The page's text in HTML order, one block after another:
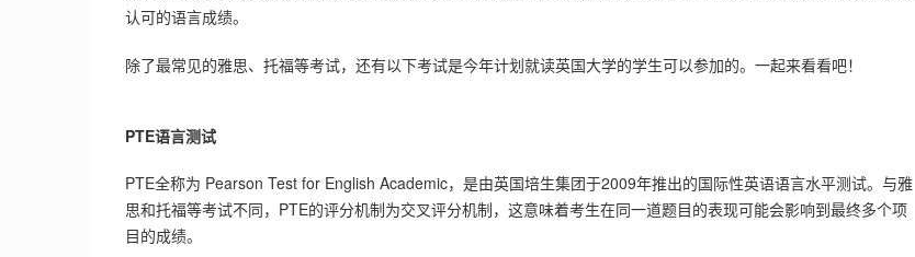
认可的语言成绩。
除了最常见的雅思、托福等考试，还有以下考试是今年计划就读英国大学的学生可以参加的。一起来看看吧！
PTE语言测试
PTE全称为 Pearson Test for English Academic，是由英国培生集团于2009年推出的国际性英语语言水平测试。与雅
思和托福等考试不同，PTE的评分机制为交叉评分机制，这意味着考生在同一道题目的表现可能会影响到最终多个项
目的成绩。